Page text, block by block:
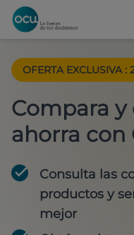
OFERTA EXCLUSIVA :
Compara
ahorra con
Consulta las
productos y
mejor